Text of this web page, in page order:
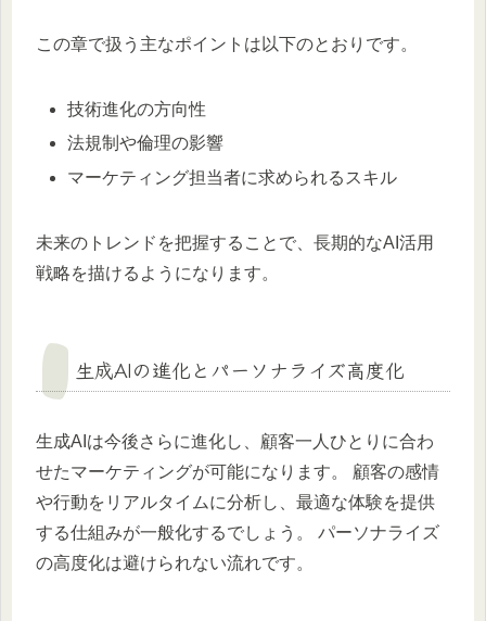
この章で扱う主なポイントは以下のとおりです。
技術進化の方向性
法規制や倫理の影響
マーケティング担当者に求められるスキル
未来のトレンドを把握することで、長期的なAI活用
戦略を描けるようになります。
生成AIの進化とパーソナライズ高度化
生成AIは今後さらに進化し、顧客一人ひとりに合わ
せたマーケティングが可能になります。 顧客の感情
や行動をリアルタイムに分析し、最適な体験を提供
する仕組みが一般化するでしょう。 パーソナライズ
の高度化は避けられない流れです。